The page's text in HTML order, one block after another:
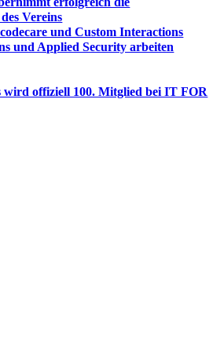
Vereins
und Custom Interactions
und Applied Security arbeiten
offiziell 100. Mitglied bei IT FOR